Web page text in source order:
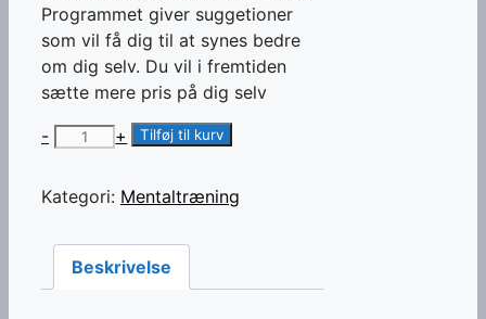
Programmet giver suggetioner
som vil få dig til at synes bedre
om dig selv. Du vil i fremtiden
sætte mere pris på dig selv
- Selvværdstræning
+ Tilføj til kurv
Kategori: Mentaltræning
Beskrivelse